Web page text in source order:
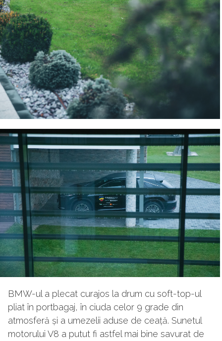
BMW-ul a plecat curajos la drum cu soft-top-ul
pliat în portbagaj, în ciuda celor 9 grade din
atmosferă și a umezelii aduse de ceață. Sunetul
motorului V8 a putut fi astfel mai bine savurat de